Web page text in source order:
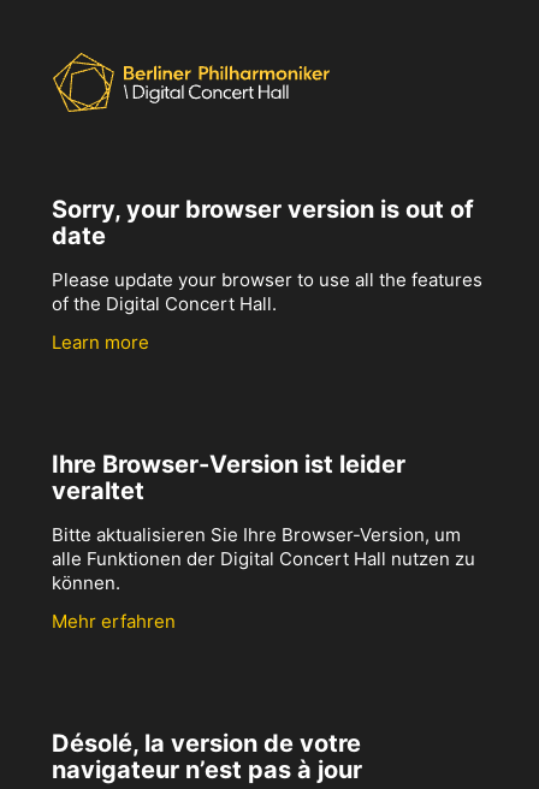
Sorry, your browser version is out of
date
Please update your browser to use all the features
of the Digital Concert Hall.
Learn more
Ihre Browser-Version ist leider
veraltet
Bitte aktualisieren Sie Ihre Browser-Version, um
alle Funktionen der Digital Concert Hall nutzen zu
können.
Mehr erfahren
Désolé, la version de votre
navigateur n’est pas à jour